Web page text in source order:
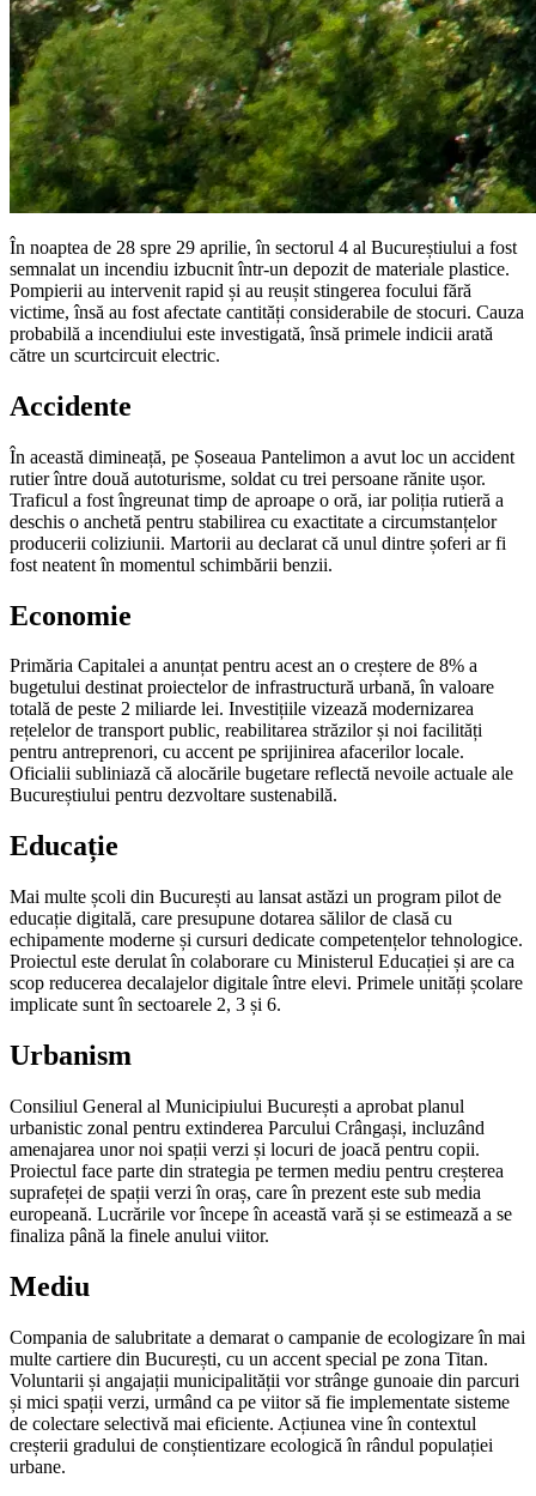
În noaptea de 28 spre 29 aprilie, în sectorul 4 al Bucureștiului a fost
semnalat un incendiu izbucnit într-un depozit de materiale plastice.
Pompierii au intervenit rapid și au reușit stingerea focului fără
victime, însă au fost afectate cantități considerabile de stocuri. Cauza
probabilă a incendiului este investigată, însă primele indicii arată
către un scurtcircuit electric.
Accidente
În această dimineață, pe Șoseaua Pantelimon a avut loc un accident
rutier între două autoturisme, soldat cu trei persoane rănite ușor.
Traficul a fost îngreunat timp de aproape o oră, iar poliția rutieră a
deschis o anchetă pentru stabilirea cu exactitate a circumstanțelor
producerii coliziunii. Martorii au declarat că unul dintre șoferi ar fi
fost neatent în momentul schimbării benzii.
Economie
Primăria Capitalei a anunțat pentru acest an o creștere de 8% a
bugetului destinat proiectelor de infrastructură urbană, în valoare
totală de peste 2 miliarde lei. Investițiile vizează modernizarea
rețelelor de transport public, reabilitarea străzilor și noi facilități
pentru antreprenori, cu accent pe sprijinirea afacerilor locale.
Oficialii subliniază că alocările bugetare reflectă nevoile actuale ale
Bucureștiului pentru dezvoltare sustenabilă.
Educație
Mai multe școli din București au lansat astăzi un program pilot de
educație digitală, care presupune dotarea sălilor de clasă cu
echipamente moderne și cursuri dedicate competențelor tehnologice.
Proiectul este derulat în colaborare cu Ministerul Educației și are ca
scop reducerea decalajelor digitale între elevi. Primele unități școlare
implicate sunt în sectoarele 2, 3 și 6.
Urbanism
Consiliul General al Municipiului București a aprobat planul
urbanistic zonal pentru extinderea Parcului Crângași, incluzând
amenajarea unor noi spații verzi și locuri de joacă pentru copii.
Proiectul face parte din strategia pe termen mediu pentru creșterea
suprafeței de spații verzi în oraș, care în prezent este sub media
europeană. Lucrările vor începe în această vară și se estimează a se
finaliza până la finele anului viitor.
Mediu
Compania de salubritate a demarat o campanie de ecologizare în mai
multe cartiere din București, cu un accent special pe zona Titan.
Voluntarii și angajații municipalității vor strânge gunoaie din parcuri
și mici spații verzi, urmând ca pe viitor să fie implementate sisteme
de colectare selectivă mai eficiente. Acțiunea vine în contextul
creșterii gradului de conștientizare ecologică în rândul populației
urbane.